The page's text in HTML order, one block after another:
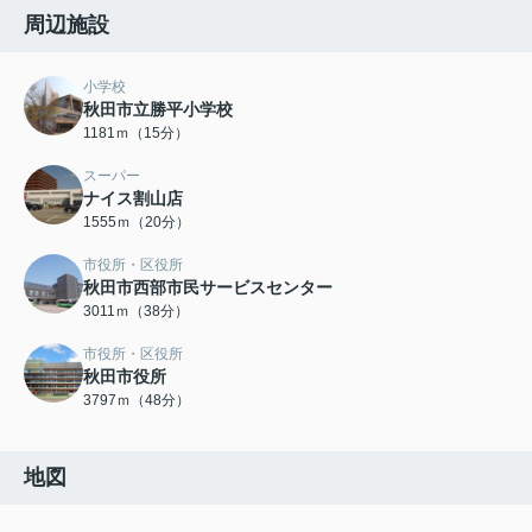
周辺施設
小学校
秋田市立勝平小学校
1181ｍ（15分）
スーパー
ナイス割山店
1555ｍ（20分）
市役所・区役所
秋田市西部市民サービスセンター
3011ｍ（38分）
市役所・区役所
秋田市役所
3797ｍ（48分）
地図